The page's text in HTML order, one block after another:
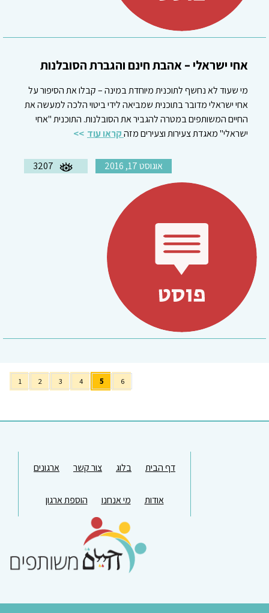
אחי ישראלי – אהבת חינם והגברת הסובלנות
מי שעוד לא נחשף לתוכנית מיוחדת במינה – קבלו את הסיפור על
אחי ישראלי מדובר בתוכנית שמביאה לידי ביטוי הלכה למעשה את
החיים המשותפים במטרה להגביר את הסובלנות. התוכנית "אחי
ישראלי" מאגדת צעירות וצעירים מזהקראו עוד
אוגוסט 17, 2016 3207
1 2 3 4 5 6
דף הבית בלוג צור קשר ארגונים
אודות מי אנחנו הוספת ארגון